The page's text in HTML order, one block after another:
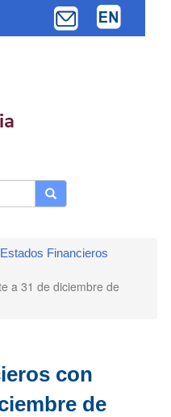
Buscar
Estados Financieros
a 31 de diciembre de
con
de